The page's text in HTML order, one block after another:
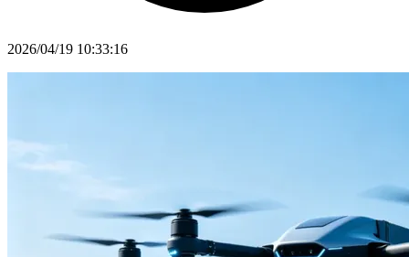
2026/04/19 10:33:16